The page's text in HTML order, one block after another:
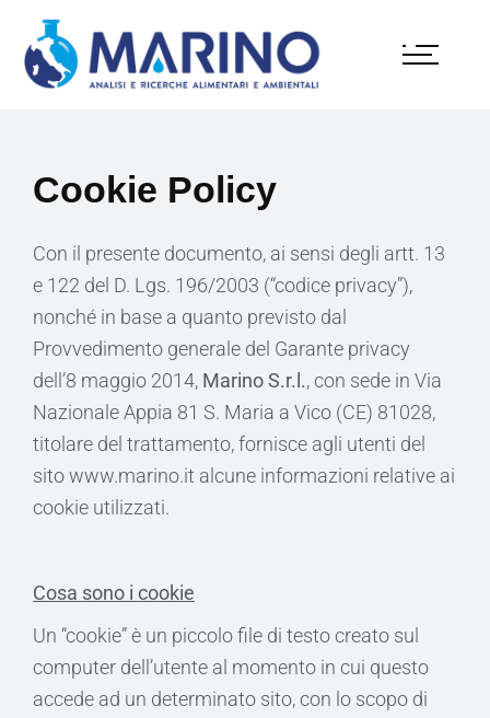
Cookie Policy
Con il presente documento, ai sensi degli artt. 13
e 122 del D. Lgs. 196/2003 (“codice privacy”),
nonché in base a quanto previsto dal
Provvedimento generale del Garante privacy
dell’8 maggio 2014, Marino S.r.l., con sede in Via
Nazionale Appia 81 S. Maria a Vico (CE) 81028,
titolare del trattamento, fornisce agli utenti del
sito www.marino.it alcune informazioni relative ai
cookie utilizzati.
Cosa sono i cookie
Un “cookie” è un piccolo file di testo creato sul
computer dell’utente al momento in cui questo
accede ad un determinato sito, con lo scopo di